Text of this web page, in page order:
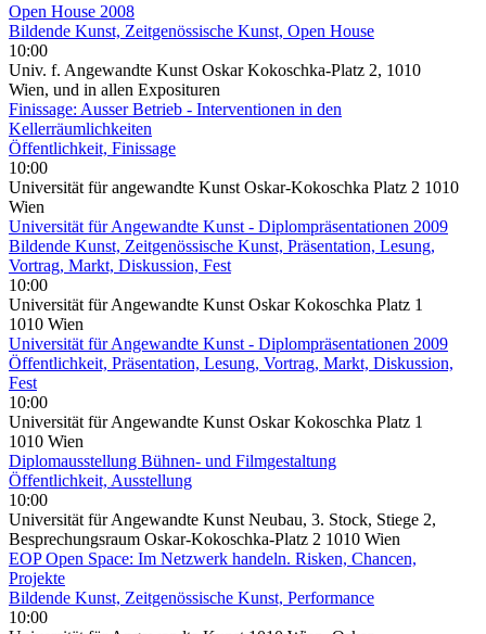
Open House 2008
Bildende Kunst, Zeitgenössische Kunst, Open House
10:00
Univ. f. Angewandte Kunst Oskar Kokoschka-Platz 2, 1010
Wien, und in allen Exposituren
Finissage: Ausser Betrieb - Interventionen in den
Kellerräumlichkeiten
Öffentlichkeit, Finissage
10:00
Universität für angewandte Kunst Oskar-Kokoschka Platz 2 1010
Wien
Universität für Angewandte Kunst - Diplompräsentationen 2009
Bildende Kunst, Zeitgenössische Kunst, Präsentation, Lesung,
Vortrag, Markt, Diskussion, Fest
10:00
Universität für Angewandte Kunst Oskar Kokoschka Platz 1
1010 Wien
Universität für Angewandte Kunst - Diplompräsentationen 2009
Öffentlichkeit, Präsentation, Lesung, Vortrag, Markt, Diskussion,
Fest
10:00
Universität für Angewandte Kunst Oskar Kokoschka Platz 1
1010 Wien
Diplomausstellung Bühnen- und Filmgestaltung
Öffentlichkeit, Ausstellung
10:00
Universität für Angewandte Kunst Neubau, 3. Stock, Stiege 2,
Besprechungsraum Oskar-Kokoschka-Platz 2 1010 Wien
EOP Open Space: Im Netzwerk handeln. Risken, Chancen,
Projekte
Bildende Kunst, Zeitgenössische Kunst, Performance
10:00